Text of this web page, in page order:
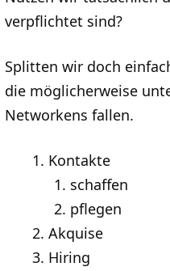
verpflichtet sind?
Splitten wir doch
die möglicherweise
Networkens fallen.
Kontakte
schaffen
pflegen
Akquise
Hiring